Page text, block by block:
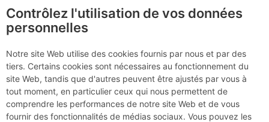
certaines pages ne sont plus accessibles, manquantes ou
incomplètes, déconnectez-vous puis reconnectez-vous à votre
compte sur le site.
Refugi de Saboredo
Espagne Luchon - Posets - Maladeta - Aigüestortes
Province de Lleida
Contrôlez l'utilisation de vos données
personnelles
Notre site Web utilise des cookies fournis par nous et par des
tiers. Certains cookies sont nécessaires au fonctionnement du
site Web, tandis que d'autres peuvent être ajustés par vous à
tout moment, en particulier ceux qui nous permettent de
comprendre les performances de notre site Web et de vous
fournir des fonctionnalités de médias sociaux. Vous pouvez les